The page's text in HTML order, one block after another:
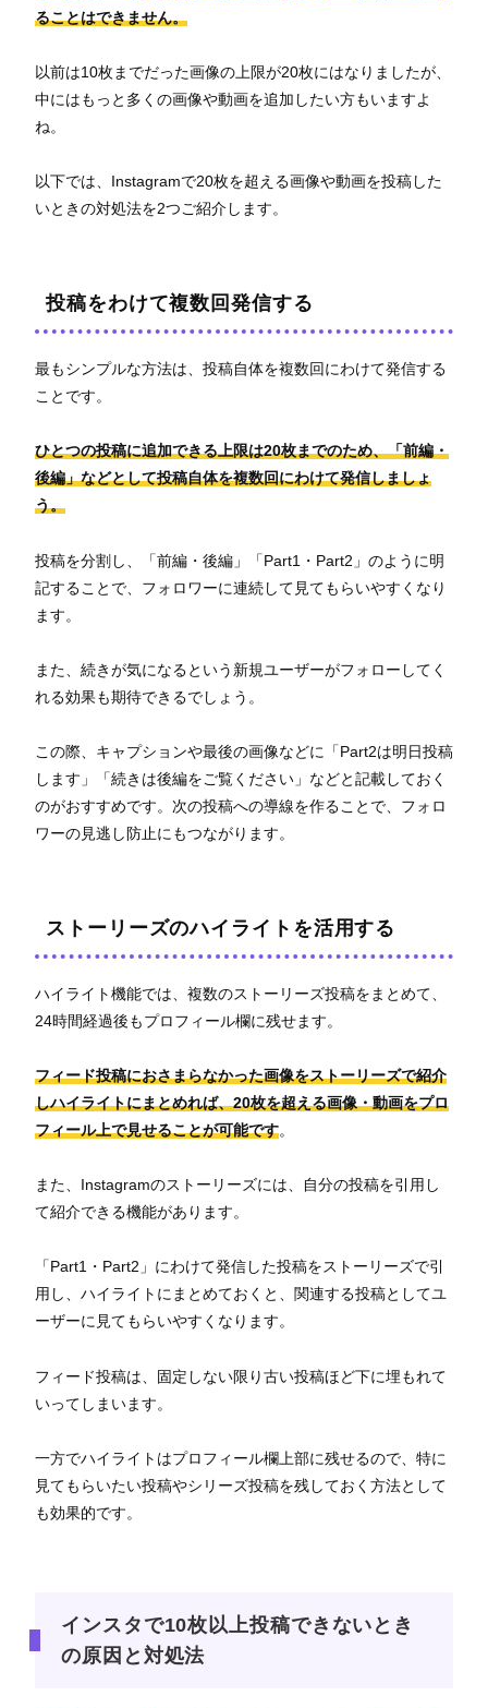
ることはできません。
以前は10枚までだった画像の上限が20枚にはなりましたが、
中にはもっと多くの画像や動画を追加したい方もいますよ
ね。
以下では、Instagramで20枚を超える画像や動画を投稿した
いときの対処法を2つご紹介します。
投稿をわけて複数回発信する
最もシンプルな方法は、投稿自体を複数回にわけて発信する
ことです。
ひとつの投稿に追加できる上限は20枚までのため、「前編・
後編」などとして投稿自体を複数回にわけて発信しましょ
う。
投稿を分割し、「前編・後編」「Part1・Part2」のように明
記することで、フォロワーに連続して見てもらいやすくなり
ます。
また、続きが気になるという新規ユーザーがフォローしてく
れる効果も期待できるでしょう。
この際、キャプションや最後の画像などに「Part2は明日投稿
します」「続きは後編をご覧ください」などと記載しておく
のがおすすめです。次の投稿への導線を作ることで、フォロ
ワーの見逃し防止にもつながります。
ストーリーズのハイライトを活用する
ハイライト機能では、複数のストーリーズ投稿をまとめて、
24時間経過後もプロフィール欄に残せます。
フィード投稿におさまらなかった画像をストーリーズで紹介
しハイライトにまとめれば、20枚を超える画像・動画をプロ
フィール上で見せることが可能です。
また、Instagramのストーリーズには、自分の投稿を引用し
て紹介できる機能があります。
「Part1・Part2」にわけて発信した投稿をストーリーズで引
用し、ハイライトにまとめておくと、関連する投稿としてユ
ーザーに見てもらいやすくなります。
フィード投稿は、固定しない限り古い投稿ほど下に埋もれて
いってしまいます。
一方でハイライトはプロフィール欄上部に残せるので、特に
見てもらいたい投稿やシリーズ投稿を残しておく方法として
も効果的です。
インスタで10枚以上投稿できないとき
の原因と対処法